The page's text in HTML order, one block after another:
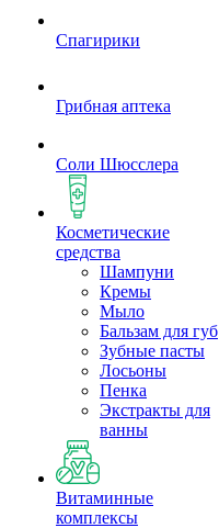
Спагирики
Грибная аптека
Соли Шюсслера
Косметические
средства
Шампуни
Кремы
Мыло
Бальзам для губ
Зубные пасты
Лосьоны
Пенка
Экстракты для
ванны
Витаминные
комплексы